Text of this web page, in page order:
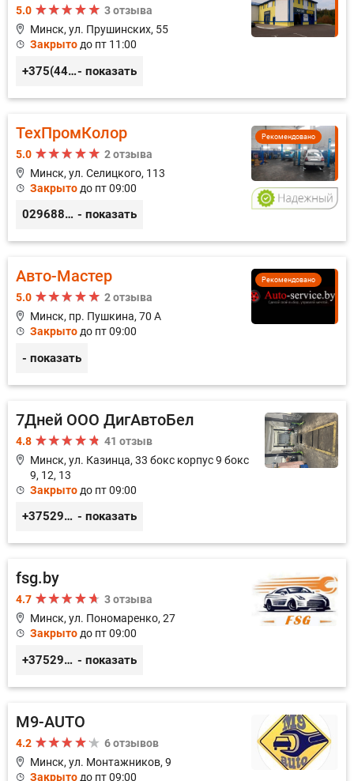
5.0
3 отзыва
Минск, ул. Прушинских, 55
Закрыто до пт 11:00
+375(44) 559-27-77- показать
Рекомендовано
ТехПромКолор
5.0
2 отзыва
Минск, ул. Селицкого, 113
Закрыто до пт 09:00
0296889898 - показать
Рекомендовано
Авто-Мастер
5.0
2 отзыва
Минск, пр. Пушкина, 70 А
Закрыто до пт 09:00
- показать
7Дней ООО ДигАвтоБел
4.8
41 отзыв
Минск, ул. Казинца, 33 бокс корпус 9 бокс
9, 12, 13
Закрыто до пт 09:00
+375296518100 - показать
fsg.by
4.7
3 отзыва
Минск, ул. Пономаренко, 27
Закрыто до пт 09:00
+375291882338 - показать
M9-AUTO
4.2
6 отзывов
Минск, ул. Монтажников, 9
Закрыто до пт 09:00